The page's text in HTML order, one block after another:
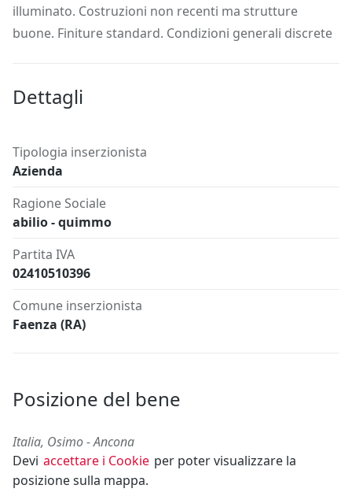
illuminato. Costruzioni non recenti ma strutture
buone. Finiture standard. Condizioni generali discrete
Dettagli
Tipologia inserzionista
Azienda
Ragione Sociale
abilio - quimmo
Partita IVA
02410510396
Comune inserzionista
Faenza (RA)
Posizione del bene
Italia, Osimo - Ancona
Devi accettare i Cookie per poter visualizzare la
posizione sulla mappa.